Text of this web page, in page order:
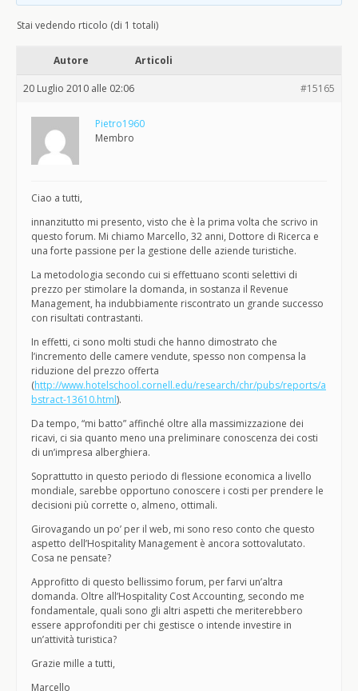
Stai vedendo rticolo (di 1 totali)
Autore Articoli
20 Luglio 2010 alle 02:06 #15165
Pietro1960
Membro
Ciao a tutti,
innanzitutto mi presento, visto che è la prima volta che scrivo in
questo forum. Mi chiamo Marcello, 32 anni, Dottore di Ricerca e
una forte passione per la gestione delle aziende turistiche.
La metodologia secondo cui si effettuano sconti selettivi di
prezzo per stimolare la domanda, in sostanza il Revenue
Management, ha indubbiamente riscontrato un grande successo
con risultati contrastanti.
In effetti, ci sono molti studi che hanno dimostrato che
l’incremento delle camere vendute, spesso non compensa la
riduzione del prezzo offerta
(http://www.hotelschool.cornell.edu/research/chr/pubs/reports/a
bstract-13610.html).
Da tempo, “mi batto” affinché oltre alla massimizzazione dei
ricavi, ci sia quanto meno una preliminare conoscenza dei costi
di un’impresa alberghiera.
Soprattutto in questo periodo di flessione economica a livello
mondiale, sarebbe opportuno conoscere i costi per prendere le
decisioni più corrette o, almeno, ottimali.
Girovagando un po’ per il web, mi sono reso conto che questo
aspetto dell’Hospitality Management è ancora sottovalutato.
Cosa ne pensate?
Approfitto di questo bellissimo forum, per farvi un’altra
domanda. Oltre all’Hospitality Cost Accounting, secondo me
fondamentale, quali sono gli altri aspetti che meriterebbero
essere approfonditi per chi gestisce o intende investire in
un’attività turistica?
Grazie mille a tutti,
Marcello